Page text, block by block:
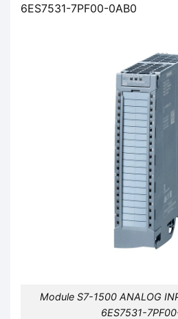
6ES7531-7PF00-0AB0
Module S7-1500 ANALOG
6ES7531-